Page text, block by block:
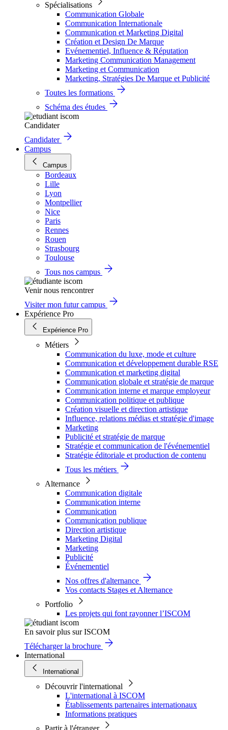
Spécialisations
Communication Globale
Communication Internationale
Communication et Marketing Digital
Création et Design De Marque
Evénementiel, Influence & Réputation
Marketing Communication Management
Marketing et Communication
Marketing, Stratégies De Marque et Publicité
Toutes les formations
Schéma des études
Candidater
Candidater
Campus
Campus
Bordeaux
Lille
Lyon
Montpellier
Nice
Paris
Rennes
Rouen
Strasbourg
Toulouse
Tous nos campus
Venir nous rencontrer
Visiter mon futur campus
Expérience Pro
Expérience Pro
Métiers
Communication du luxe, mode et culture
Communication et développement durable RSE
Communication et marketing digital
Communication globale et stratégie de marque
Communication interne et marque employeur
Communication politique et publique
Création visuelle et direction artistique
Influence, relations médias et stratégie d'image
Marketing
Publicité et stratégie de marque
Stratégie et communication de l'événementiel
Stratégie éditoriale et production de contenu
Tous les métiers
Alternance
Communication digitale
Communication interne
Communication
Communication publique
Direction artistique
Marketing Digital
Marketing
Publicité
Événementiel
Nos offres d'alternance
Vos contacts Stages et Alternance
Portfolio
Les projets qui font rayonner l’ISCOM
En savoir plus sur ISCOM
Télécharger la brochure
International
International
Découvrir l'international
L'international à ISCOM
Établissements partenaires internationaux
Informations pratiques
Partir à l'étranger